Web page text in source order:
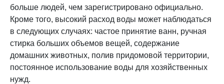
больше людей, чем зарегистрировано официально.
Кроме того, высокий расход воды может наблюдаться
в следующих случаях: частое принятие ванн, ручная
стирка больших объемов вещей, содержание
домашних животных, полив придомовой территории,
постоянное использование воды для хозяйственных
нужд.